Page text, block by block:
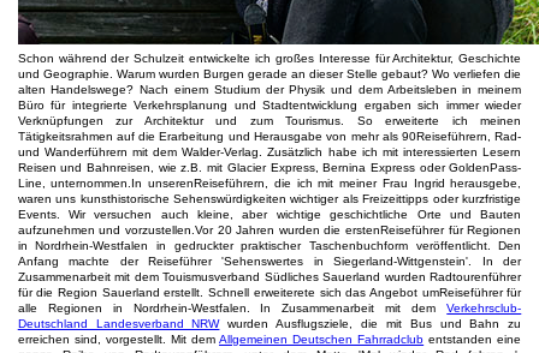
Schon während der Schulzeit entwickelte ich großes Interesse für Architektur, Geschichte
und Geographie. Warum wurden Burgen gerade an dieser Stelle gebaut? Wo verliefen die
alten Handelswege? Nach einem Studium der Physik und dem Arbeitsleben in meinem
Büro für integrierte Verkehrsplanung und Stadtentwicklung ergaben sich immer wieder
Verknüpfungen zur Architektur und zum Tourismus. So erweiterte ich meinen
Tätigkeitsrahmen auf die Erarbeitung und Herausgabe von mehr als 90Reiseführern, Rad-
und Wanderführern mit dem Walder-Verlag. Zusätzlich habe ich mit interessierten Lesern
Reisen und Bahnreisen, wie z.B. mit Glacier Express, Bernina Express oder GoldenPass-
Line, unternommen.In unserenReiseführern, die ich mit meiner Frau Ingrid herausgebe,
waren uns kunsthistorische Sehenswürdigkeiten wichtiger als Freizeittipps oder kurzfristige
Events. Wir versuchen auch kleine, aber wichtige geschichtliche Orte und Bauten
aufzunehmen und vorzustellen.Vor 20 Jahren wurden die erstenReiseführer für Regionen
in Nordrhein-Westfalen in gedruckter praktischer Taschenbuchform veröffentlicht. Den
Anfang machte der Reiseführer 'Sehenswertes in Siegerland-Wittgenstein'. In der
Zusammenarbeit mit dem Touismusverband Südliches Sauerland wurden Radtourenführer
für die Region Sauerland erstellt. Schnell erweiterete sich das Angebot umReiseführer für
alle Regionen in Nordrhein-Westfalen. In Zusammenarbeit mit demVerkehrsclub-
Deutschland Landesverband NRWwurden Ausflugsziele, die mit Bus und Bahn zu
erreichen sind, vorgestellt. Mit demAllgemeinen Deutschen Fahrradclub entstanden eine